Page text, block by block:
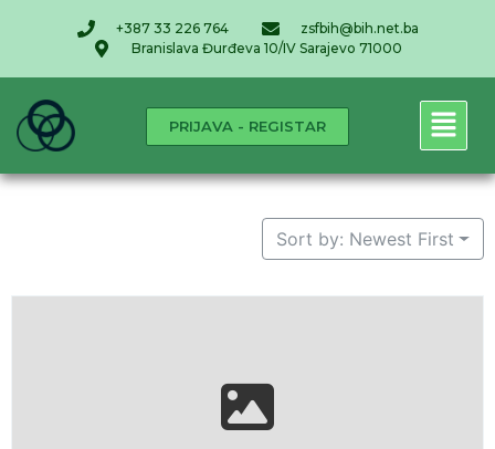
+387 33 226 764
zsfbih@bih.net.ba
Branislava Đurđeva 10/IV Sarajevo 71000
PRIJAVA - REGISTAR
Sort by: Newest First